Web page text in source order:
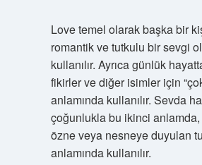
Love temel olarak başka bir
romantik ve tutkulu bir sevgi
kullanılır. Ayrıca günlük
fikirler ve diğer isimler için
anlamında kullanılır. Sevda
çoğunlukla bu ikinci
özne veya nesneye duyulan
anlamında kullanılır.